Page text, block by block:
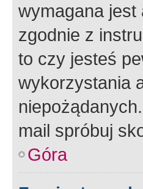
wymagana jest
zgodnie z
to czy jesteś
wykorzystania
mail spróbuj
Góra